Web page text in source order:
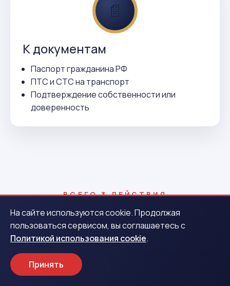
📄
К документам
Паспорт гражданина РФ
ПТС и СТС на транспорт
Подтверждение собственности или
доверенность
ВСЕГО 3 ДЕЙСТВИЯ
Как получить деньги в Уяре
1
Заявка
На сайте используются cookie. Продолжая
пользоваться сервисом, вы соглашаетесь с
Политикой использования cookie.
Принять